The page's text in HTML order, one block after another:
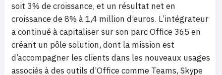
soit 3% de croissance, et un résultat net en
croissance de 8% à 1,4 million d’euros. L’intégrateur
a continué à capitaliser sur son parc Office 365 en
créant un pôle solution, dont la mission est
d’accompagner les clients dans les nouveaux usages
associés à des outils d’Office comme Teams, Skype